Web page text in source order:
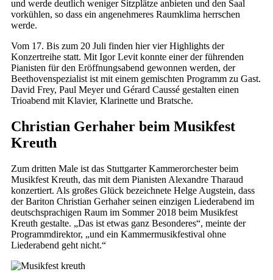
und werde deutlich weniger Sitzplätze anbieten und den Saal
vorkühlen, so dass ein angenehmeres Raumklima herrschen
werde.
Vom 17. Bis zum 20 Juli finden hier vier Highlights der
Konzertreihe statt. Mit Igor Levit konnte einer der führenden
Pianisten für den Eröffnungsabend gewonnen werden, der
Beethovenspezialist ist mit einem gemischten Programm zu Gast.
David Frey, Paul Meyer und Gérard Caussé gestalten einen
Trioabend mit Klavier, Klarinette und Bratsche.
Christian Gerhaher beim Musikfest
Kreuth
Zum dritten Male ist das Stuttgarter Kammerorchester beim
Musikfest Kreuth, das mit dem Pianisten Alexandre Tharaud
konzertiert. Als großes Glück bezeichnete Helge Augstein, dass
der Bariton Christian Gerhaher seinen einzigen Liederabend im
deutschsprachigen Raum im Sommer 2018 beim Musikfest
Kreuth gestalte. „Das ist etwas ganz Besonderes“, meinte der
Programmdirektor, „und ein Kammermusikfestival ohne
Liederabend geht nicht.“